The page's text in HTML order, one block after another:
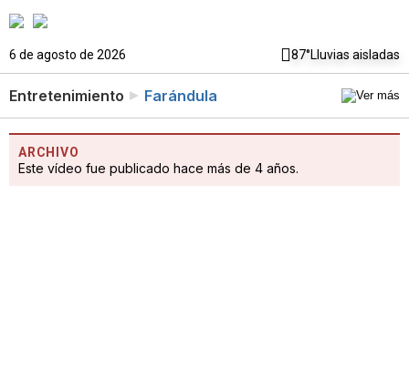
6 de agosto de 2026 87°Lluvias aisladas
Entretenimiento Farándula
ARCHIVO
Este vídeo fue publicado hace más de 4 años.